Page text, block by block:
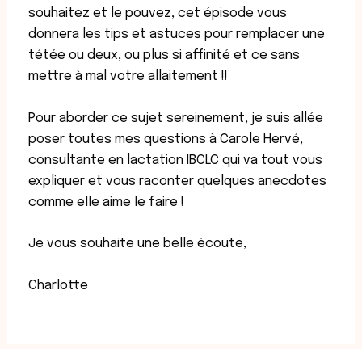
souhaitez et le pouvez, cet épisode vous
donnera les tips et astuces pour remplacer une
tétée ou deux, ou plus si affinité et ce sans
mettre à mal votre allaitement !!
Pour aborder ce sujet sereinement, je suis allée
poser toutes mes questions à Carole Hervé,
consultante en lactation IBCLC qui va tout vous
expliquer et vous raconter quelques anecdotes
comme elle aime le faire !
Je vous souhaite une belle écoute,
Charlotte